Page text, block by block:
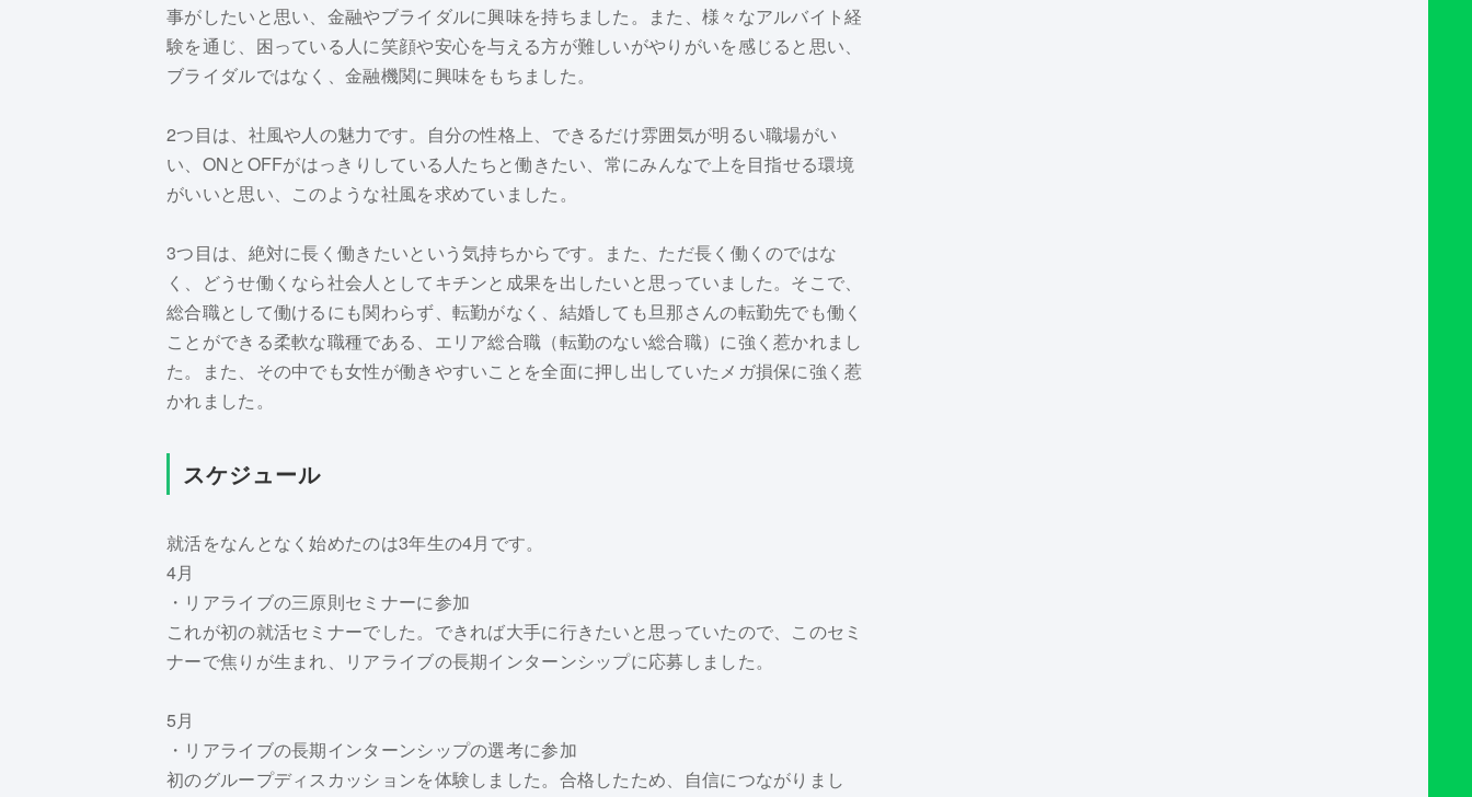
事がしたいと思い、金融やブライダルに興味を持ちました。また、様々なアルバイト経
験を通じ、困っている人に笑顔や安心を与える方が難しいがやりがいを感じると思い、
ブライダルではなく、金融機関に興味をもちました。
2つ目は、社風や人の魅力です。自分の性格上、できるだけ雰囲気が明るい職場がい
い、ONとOFFがはっきりしている人たちと働きたい、常にみんなで上を目指せる環境
がいいと思い、このような社風を求めていました。
3つ目は、絶対に長く働きたいという気持ちからです。また、ただ長く働くのではな
く、どうせ働くなら社会人としてキチンと成果を出したいと思っていました。そこで、
総合職として働けるにも関わらず、転勤がなく、結婚しても旦那さんの転勤先でも働く
ことができる柔軟な職種である、エリア総合職（転勤のない総合職）に強く惹かれまし
た。また、その中でも女性が働きやすいことを全面に押し出していたメガ損保に強く惹
かれました。
スケジュール
就活をなんとなく始めたのは3年生の4月です。
4月
・リアライブの三原則セミナーに参加
これが初の就活セミナーでした。できれば大手に行きたいと思っていたので、このセミ
ナーで焦りが生まれ、リアライブの長期インターンシップに応募しました。
5月
・リアライブの長期インターンシップの選考に参加
初のグループディスカッションを体験しました。合格したため、自信につながりまし